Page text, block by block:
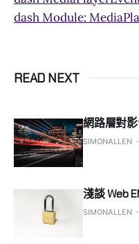
dash Module:
READ NEXT
網路層對
SIMONALLEN
淺談 Web
SIMONALLEN